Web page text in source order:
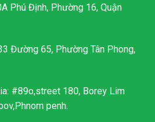
Phú Định, Phường 16, Quận
Đường 65, Phường Tân Phong,
#89o,street 180, Borey Lim
penh.